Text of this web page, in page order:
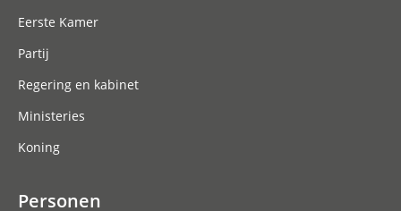
Eerste Kamer
Partij
Regering en kabinet
Ministeries
Koning
Personen